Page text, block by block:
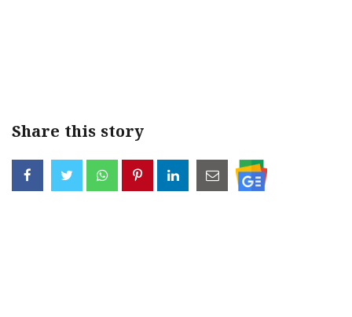
Share this story